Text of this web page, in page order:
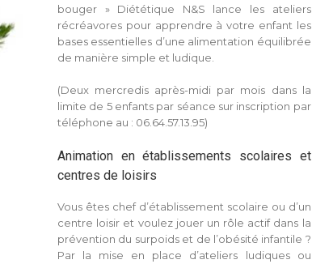
bouger » Diététique N&S lance les ateliers
récréavores pour apprendre à votre enfant les
bases essentielles d’une alimentation équilibrée
de manière simple et ludique.
(Deux mercredis après-midi par mois dans la
limite de 5 enfants par séance sur inscription par
téléphone au : 06.64.57.13.95)
Animation en établissements scolaires et
centres de loisirs
Vous êtes chef d’établissement scolaire ou d’un
centre loisir et voulez jouer un rôle actif dans la
prévention du surpoids et de l’obésité infantile ?
Par la mise en place d’ateliers ludiques ou